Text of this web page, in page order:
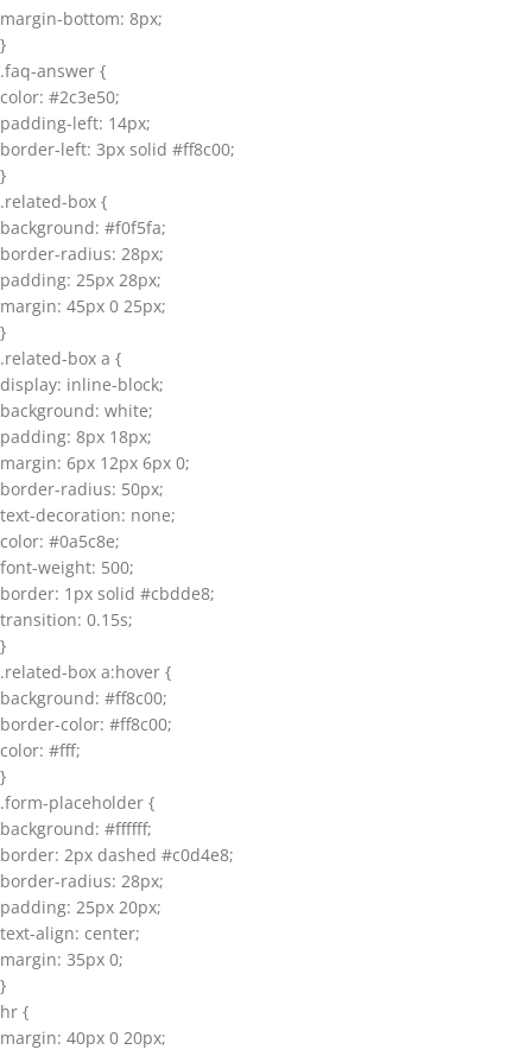
margin-bottom: 8px;
}
.faq-answer {
color: #2c3e50;
padding-left: 14px;
border-left: 3px solid #ff8c00;
}
.related-box {
background: #f0f5fa;
border-radius: 28px;
padding: 25px 28px;
margin: 45px 0 25px;
}
.related-box a {
display: inline-block;
background: white;
padding: 8px 18px;
margin: 6px 12px 6px 0;
border-radius: 50px;
text-decoration: none;
color: #0a5c8e;
font-weight: 500;
border: 1px solid #cbdde8;
transition: 0.15s;
}
.related-box a:hover {
background: #ff8c00;
border-color: #ff8c00;
color: #fff;
}
.form-placeholder {
background: #ffffff;
border: 2px dashed #c0d4e8;
border-radius: 28px;
padding: 25px 20px;
text-align: center;
margin: 35px 0;
}
hr {
margin: 40px 0 20px;